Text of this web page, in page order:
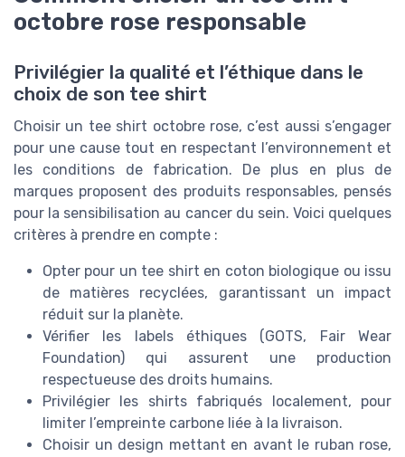
octobre rose responsable
Privilégier la qualité et l’éthique dans le
choix de son tee shirt
Choisir un tee shirt octobre rose, c’est aussi s’engager
pour une cause tout en respectant l’environnement et
les conditions de fabrication. De plus en plus de
marques proposent des produits responsables, pensés
pour la sensibilisation au cancer du sein. Voici quelques
critères à prendre en compte :
Opter pour un tee shirt en coton biologique ou issu
de matières recyclées, garantissant un impact
réduit sur la planète.
Vérifier les labels éthiques (GOTS, Fair Wear
Foundation) qui assurent une production
respectueuse des droits humains.
Privilégier les shirts fabriqués localement, pour
limiter l’empreinte carbone liée à la livraison.
Choisir un design mettant en avant le ruban rose,